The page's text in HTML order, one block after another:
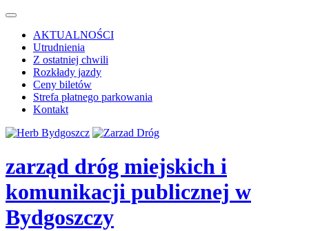
AKTUALNOŚCI
Utrudnienia
Z ostatniej chwili
Rozkłady jazdy
Ceny biletów
Strefa płatnego parkowania
Kontakt
zarząd dróg miejskich i
komunikacji publicznej w
Bydgoszczy